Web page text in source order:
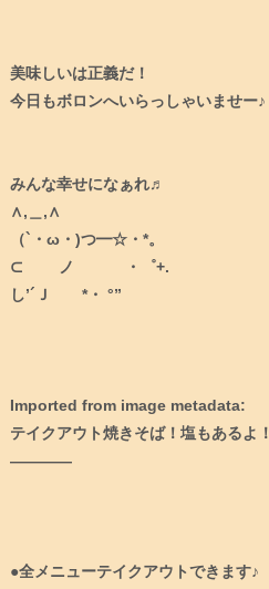
美味しいは正義だ！⁠
今日もボロンへいらっしゃいませー♪⁠
みんな幸せになぁれ♬⁠
∧,＿,∧ ⁠
（`・ω・)つ━☆・*。⁠
⊂ ノ ・゜+.⁠
し’´Ｊ *・ °”⁠
Imported from image metadata:⁠
テイクアウト焼きそば！塩もあるよ！⁠
————⁠
●全メニューテイクアウトできます♪⁠